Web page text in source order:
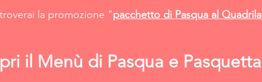
la promozione "pacchetto di Pasqua al
il Menù di Pasqua e